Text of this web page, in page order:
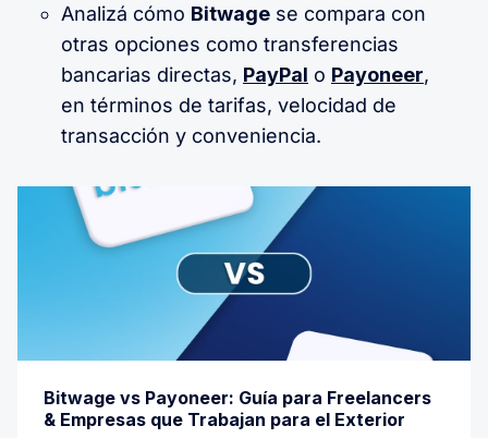
Analizá cómo Bitwage se compara con
otras opciones como transferencias
bancarias directas, PayPal o Payoneer,
en términos de tarifas, velocidad de
transacción y conveniencia.
Bitwage vs Payoneer: Guía para Freelancers
& Empresas que Trabajan para el Exterior